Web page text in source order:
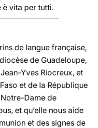
è vita per tutti.
de langue française,
de Guadeloupe,
Yves Riocreux, et
et de la République
Dame de
et qu’elle nous aide
et des signes de